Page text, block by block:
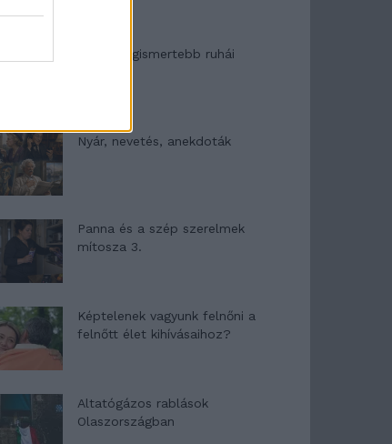
A világ legismertebb ruhái
Nyár, nevetés, anekdoták
Panna és a szép szerelmek
mítosza 3.
Képtelenek vagyunk felnőni a
felnőtt élet kihívásaihoz?
Altatógázos rablások
Olaszországban